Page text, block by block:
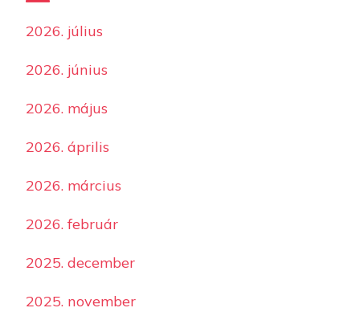
2026. július
2026. június
2026. május
2026. április
2026. március
2026. február
2025. december
2025. november